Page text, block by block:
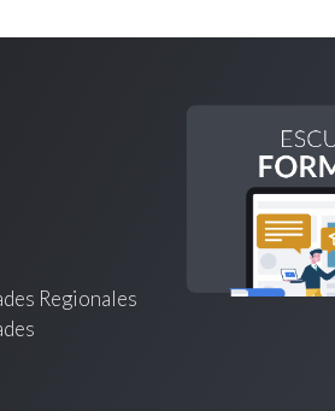
Regionales